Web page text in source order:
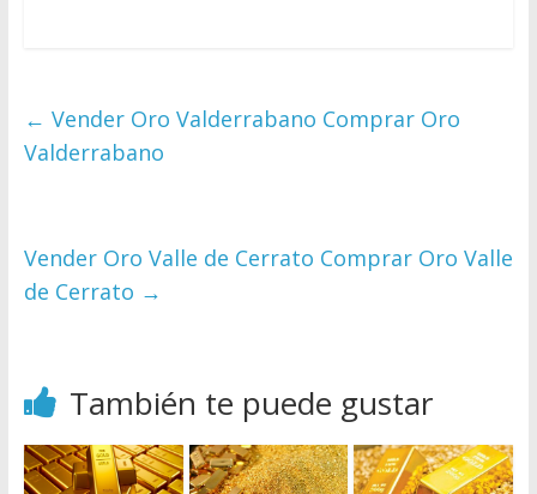
← Vender Oro Valderrabano Comprar Oro
Valderrabano
Vender Oro Valle de Cerrato Comprar Oro Valle
de Cerrato →
También te puede gustar